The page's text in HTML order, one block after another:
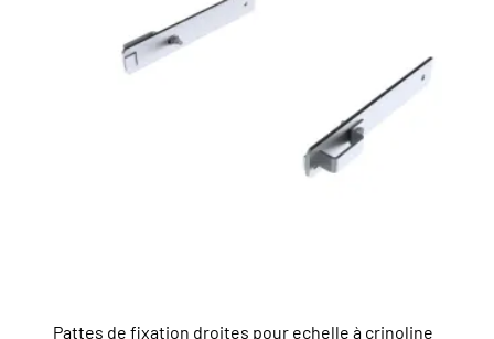
Pattes de fixation droites pour echelle à crinoline